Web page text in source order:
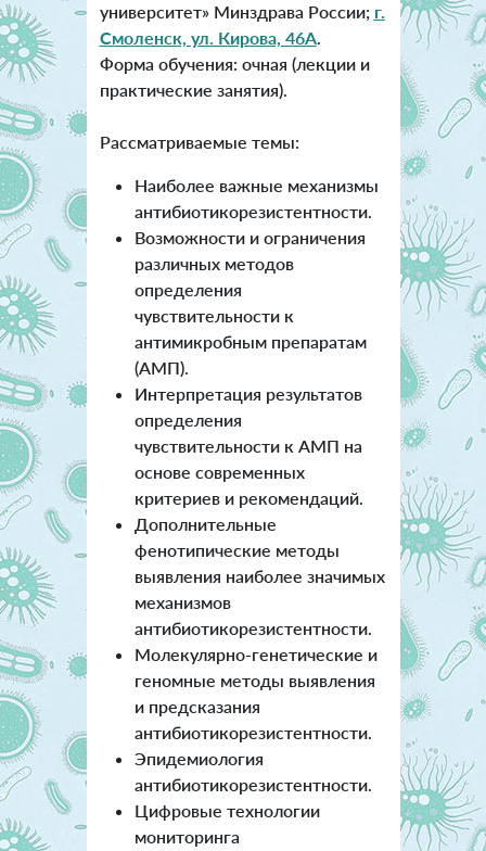
университет» Минздрава России; г.
Смоленск, ул. Кирова, 46А.
Форма обучения: очная (лекции и
практические занятия).
Рассматриваемые темы:
Наиболее важные механизмы
антибиотикорезистентности.
Возможности и ограничения
различных методов
определения
чувствительности к
антимикробным препаратам
(АМП).
Интерпретация результатов
определения
чувствительности к АМП на
основе современных
критериев и рекомендаций.
Дополнительные
фенотипические методы
выявления наиболее значимых
механизмов
антибиотикорезистентности.
Молекулярно-генетические и
геномные методы выявления
и предсказания
антибиотикорезистентности.
Эпидемиология
антибиотикорезистентности.
Цифровые технологии
мониторинга